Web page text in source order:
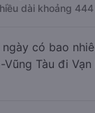
dài khoảng
có bao
Vũng Tàu đi